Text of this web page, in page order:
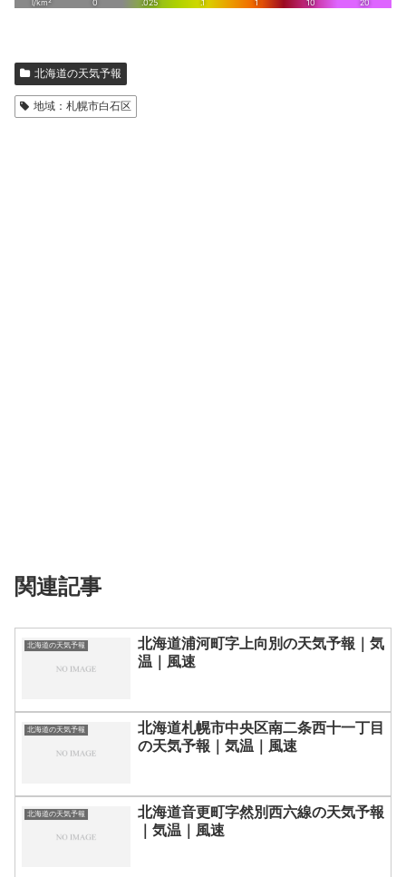
北海道の天気予報
地域：札幌市白石区
関連記事
北海道の天気予報
北海道浦河町字上向別の天気予報｜気
温｜風速
北海道の天気予報
北海道札幌市中央区南二条西十一丁目
の天気予報｜気温｜風速
北海道の天気予報
北海道音更町字然別西六線の天気予報
｜気温｜風速